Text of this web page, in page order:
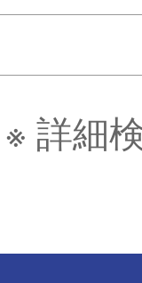
※ 詳細